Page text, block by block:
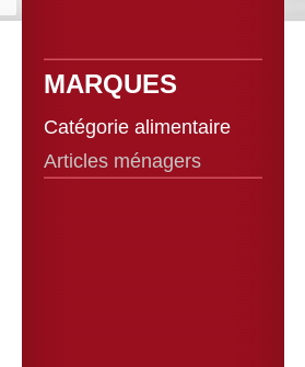
MARQUES
Catégorie alimentaire
Articles ménagers